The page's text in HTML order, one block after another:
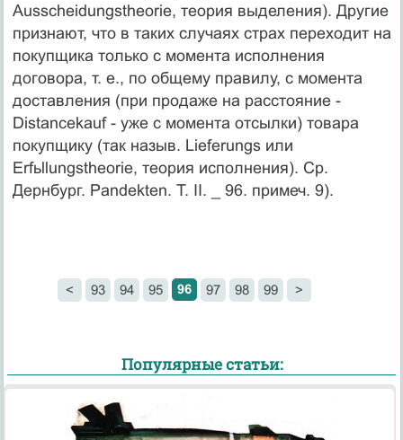
Ausscheidungstheorie, теория выделения). Другие
признают, что в таких случаях страх переходит на
покупщика только с момента исполнения
договора, т. е., по общему правилу, с момента
доставления (при продаже на расстояние -
Distancekauf - уже с момента отсылки) товара
покупщику (так назыв. Lieferungs или
Erfьllungstheorie, теория исполнения). Ср.
Дернбург. Pandekten. Т. II. _ 96. примеч. 9).
< 93 94 95 96 97 98 99 >
Популярные статьи: